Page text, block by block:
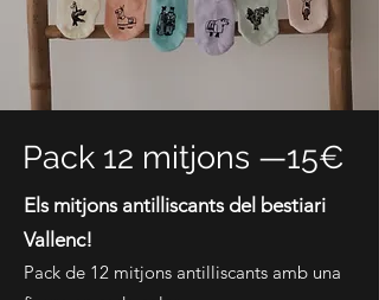
Pack 12 mitjons —15€
Els mitjons antilliscants del bestiari
Vallenc!
Pack de 12 mitjons antilliscants amb una